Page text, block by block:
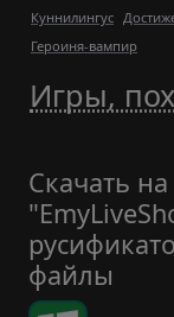
Куннилингус
Героиня-вампир
Игры,
Скачать
файлы